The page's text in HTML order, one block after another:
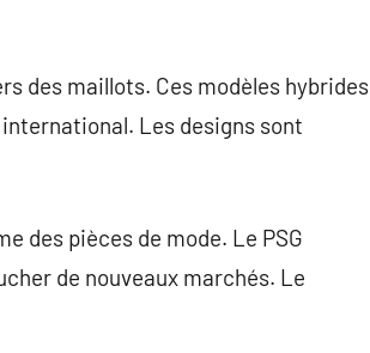
des maillots. Ces modèles hybrides
Les designs sont
des pièces de mode. Le PSG
de nouveaux marchés. Le